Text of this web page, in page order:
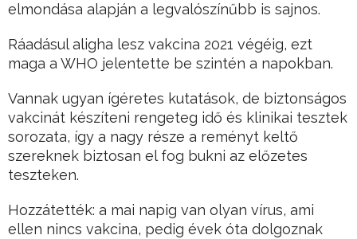
elmondása alapján a legvalószínűbb is sajnos.
Ráadásul aligha lesz vakcina 2021 végéig, ezt
maga a WHO jelentette be szintén a napokban.
Vannak ugyan ígéretes kutatások, de biztonságos
vakcinát készíteni rengeteg idő és klinikai tesztek
sorozata, így a nagy része a reményt keltő
szereknek biztosan el fog bukni az előzetes
teszteken.
Hozzátették: a mai napig van olyan vírus, ami
ellen nincs vakcina, pedig évek óta dolgoznak